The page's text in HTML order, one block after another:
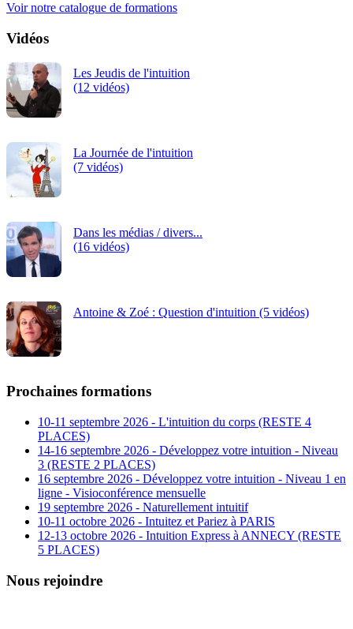
Voir notre catalogue de formations
Vidéos
Les Jeudis de l'intuition
(12 vidéos)
La Journée de l'intuition
(7 vidéos)
Dans les médias / divers...
(16 vidéos)
Antoine & Zoé : Question d'intuition (5 vidéos)
Prochaines formations
10-11 septembre 2026 - L'intuition du corps (RESTE 4
PLACES)
14-16 septembre 2026 - Développez votre intuition - Niveau
3 (RESTE 2 PLACES)
16 septembre 2026 - Développez votre intuition - Niveau 1 en
ligne - Visioconférence mensuelle
19 septembre 2026 - Naturellement intuitif
10-11 octobre 2026 - Intuitez et Pariez à PARIS
12-13 octobre 2026 - Intuition Express à ANNECY (RESTE
5 PLACES)
Nous rejoindre